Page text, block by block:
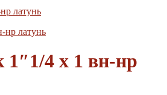
латунь
нр латунь
1″1/4 х 1 вн-нр